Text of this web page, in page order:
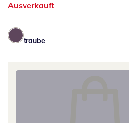
Ausverkauft
traube